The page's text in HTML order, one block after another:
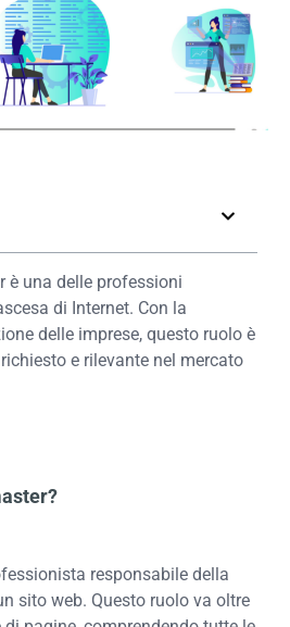
è una delle professioni
di Internet. Con la
delle imprese, questo ruolo è
e rilevante nel mercato
responsabile della
sito web. Questo ruolo va oltre